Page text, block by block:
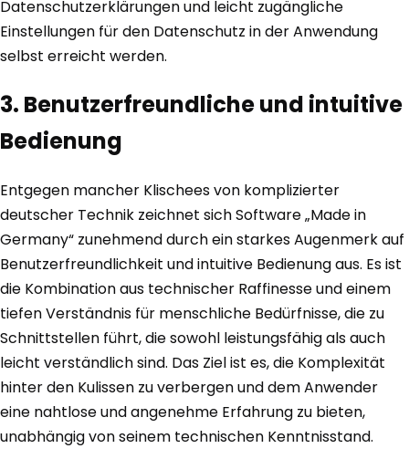
Datenschutzerklärungen und leicht zugängliche
Einstellungen für den Datenschutz in der Anwendung
selbst erreicht werden.
3. Benutzerfreundliche und intuitive
Bedienung
Entgegen mancher Klischees von komplizierter
deutscher Technik zeichnet sich Software „Made in
Germany“ zunehmend durch ein starkes Augenmerk auf
Benutzerfreundlichkeit und intuitive Bedienung aus. Es ist
die Kombination aus technischer Raffinesse und einem
tiefen Verständnis für menschliche Bedürfnisse, die zu
Schnittstellen führt, die sowohl leistungsfähig als auch
leicht verständlich sind. Das Ziel ist es, die Komplexität
hinter den Kulissen zu verbergen und dem Anwender
eine nahtlose und angenehme Erfahrung zu bieten,
unabhängig von seinem technischen Kenntnisstand.